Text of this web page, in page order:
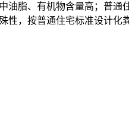
脂、有机物含量高；普
，按普通住宅标准设计